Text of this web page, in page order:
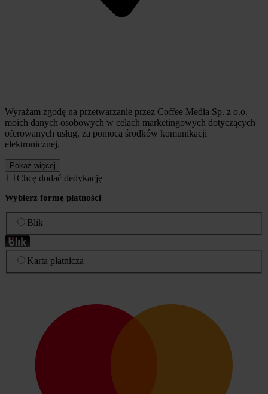
Wyrażam zgodę na przetwarzanie przez Coffee Media Sp. z o.o.
moich danych osobowych w celach marketingowych dotyczących
oferowanych usług, za pomocą środków komunikacji
elektronicznej.
Pokaż więcej
Chcę dodać dedykację
Wybierz formę płatności
Blik
Karta płatnicza